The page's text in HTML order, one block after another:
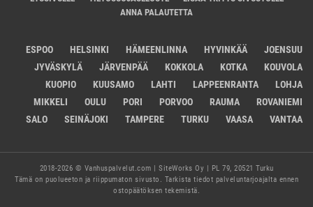
ANNA PALAUTETTA
ESPOO HELSINKI HÄMEENLINNA HYVINKÄÄ
JOENSUU
JYVÄSKYLÄ
JÄRVENPÄÄ KOKKOLA KOTKA
KOUVOLA
KUOPIO
KUUSAMO LAHTI LAPPEENRANTA
LOHJA
MIKKELI
OULU PORI PORVOO RAUMA
ROVANIEMI
SALO
SEINÄJOKI TAMPERE TURKU VAASA VANTAA
2018-2026 © Vanhuspalvelut.com | SiteWorks Oy | PL 79, 20521 Turku
Tämä on puolueeton ja riippumaton sivusto. Tarkista tiedot palveluntarjoajalta ennen
ostopäätöksen tekemistä.